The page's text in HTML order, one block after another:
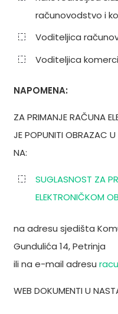
računovodstvo i
Voditeljica
Voditeljica
NAPOMENA:
ZA PRIMANJE RAČUNA
JE POPUNITI OBRAZAC
NA:
SUGLASNOST ZA
ELEKTRONIČKOM
na adresu sjedišta
Gundulića 14, Petrinja
ili na e-mail adresu
WEB DOKUMENTI U